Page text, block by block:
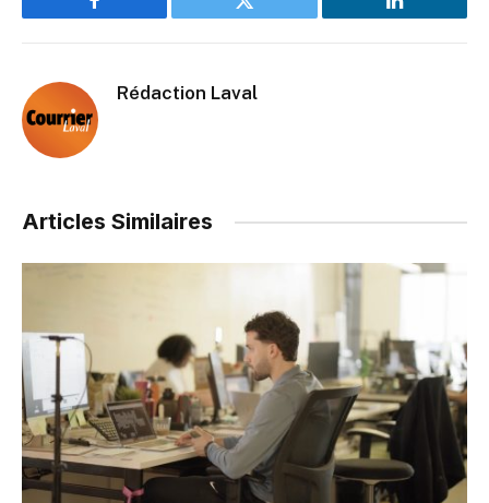
Facebook Twitter LinkedIn
Rédaction Laval
Articles Similaires